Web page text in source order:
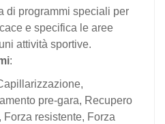
di programmi speciali per
e specifica le aree
attività sportive.
:
pre-gara, Recupero
resistente, Forza